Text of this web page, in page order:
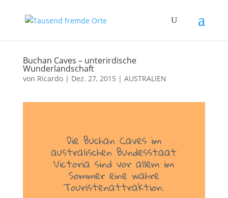
Buchan Caves – unterirdische
Wunderlandschaft
von Ricardo| Dez. 27, 2015 | AUSTRALIEN
Die Buchan Caves im
australischen Bundesstaat
Victoria sind vor allem im
Sommer eine wahre
Touristenattraktion.